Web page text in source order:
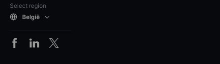
Select region
België